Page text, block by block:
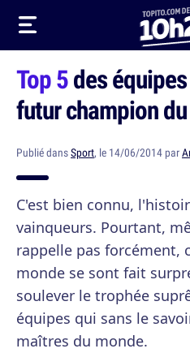
Top 5des
futur champion
Publié dansSport, le 14/06/2014 par
C'est bien connu,
vainqueurs. Pourtant,
rappelle pas forcément,
monde se sont fait
soulever le trophée
équipes qui sans le
maîtres du monde.